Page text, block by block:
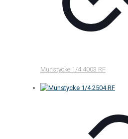
Munstycke 1/4 4003 RF